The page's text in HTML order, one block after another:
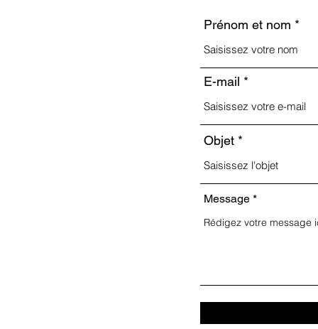
Prénom et nom
E-mail
Objet
Message